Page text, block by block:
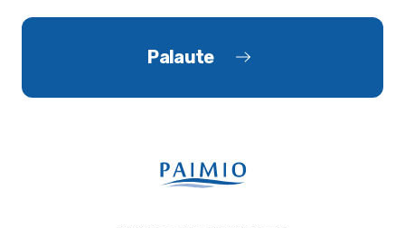
Palaute